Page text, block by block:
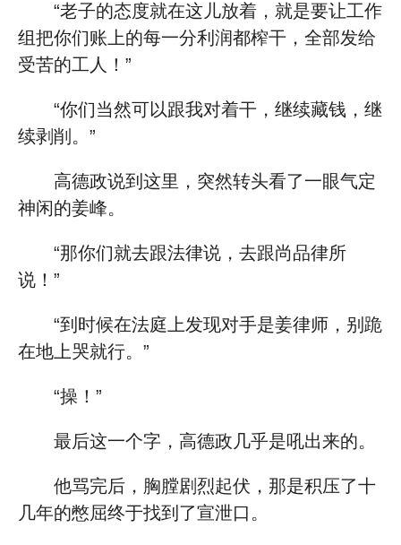
“老子的态度就在这儿放着，就是要让工作
组把你们账上的每一分利润都榨干，全部发给
受苦的工人！”
“你们当然可以跟我对着干，继续藏钱，继
续剥削。”
高德政说到这里，突然转头看了一眼气定
神闲的姜峰。
“那你们就去跟法律说，去跟尚品律所
说！”
“到时候在法庭上发现对手是姜律师，别跪
在地上哭就行。”
“操！”
最后这一个字，高德政几乎是吼出来的。
他骂完后，胸膛剧烈起伏，那是积压了十
几年的憋屈终于找到了宣泄口。